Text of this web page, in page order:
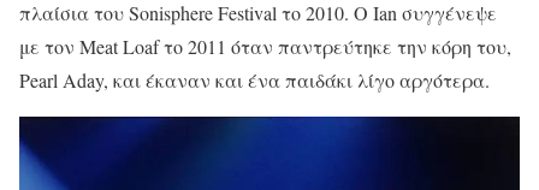
πλαίσια του Sonisphere Festival το 2010. O Ian συγγένεψε
με τον Meat Loaf το 2011 όταν παντρεύτηκε την κόρη του,
Pearl Aday, και έκαναν και ένα παιδάκι λίγο αργότερα.